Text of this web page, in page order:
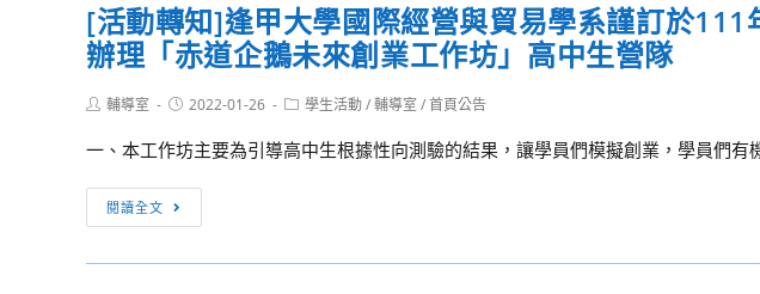
室
內
攀
岩
體
驗
會
中
職
冬
令
驗
營
輔
仁
學
織
品
服
裝
[活動轉知]逢甲大學國際經營與貿易學系謹訂於
辦理「赤道企鵝未來創業工作坊」高中生營隊
Post輔導室
Post2022-01-26
Post學生活動/輔導室 /首頁公告
一、本工作坊主要為引導高中生根據性向測驗的結果，讓學員們模擬創業，學員們有
閱讀全文
動
轉